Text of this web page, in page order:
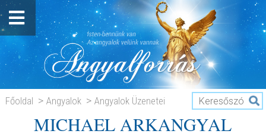
Főoldal Angyalok
Angyalok Üzenetei
MICHAEL ARKANGYAL
MICHAEL ARKANGYAL